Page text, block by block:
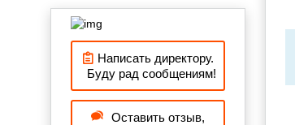
Написать директору.
Буду рад сообщениям!
Оставить отзыв,